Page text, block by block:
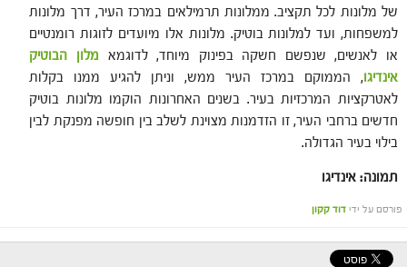
של מלונות לכל תקציב. ממלונות תרמילאים במרכז העיר, דרך מלונות
למשפחות, ועד למלונות בוטיק. מלונות אלו מיועדים לזוגות רומנטיים
או לאנשים, שנפשם חשקה בפינוק מיוחד, לדוגמא
מלון הבוטיק
אינדיגו, הממוקם במרכז העיר ממש, וניתן להגיע ממנו בקלות
לאטרקציות המרכזיות בעיר. בשנים האחרונות הוקמו מלונות בוטיק
חדשים ברחבי העיר, זו הזדמנות מצוינת לשלב בין חופשה מפנקת לבין
בילוי בעיר הגדולה.
תמונה: אינדיגו
פורסם על ידי דוד קקון